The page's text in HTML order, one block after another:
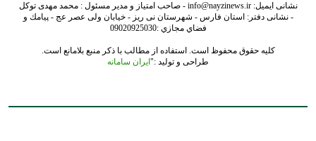
نشانی ایمیل: info@nayzinews.ir - صاحب امتیاز و مدیر مسئول : محمد مهدی توکل
- نشانی دفتر: استان فارس - شهرستان نی ریز - خیابان ولی عصر عج - پيامك و
فضاي مجازي :09020925030
کلیه حقوق محفوظ است. استفاده از مطالب با ذکر منبع بلامانع است.
طراحی و تولید :" ایران سامانه